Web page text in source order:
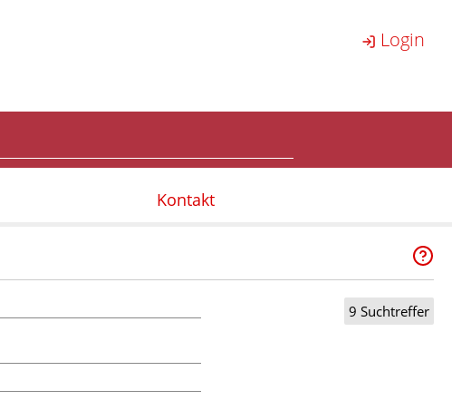
Login
Kontakt
9 Suchtreffer